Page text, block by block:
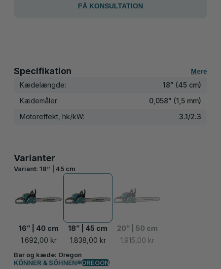
FÅ KONSULTATION
Specifikation Mere
Kædelængde:
18” (45 cm)
Kædemåler:
0,058” (1,5 mm)
Motoreffekt, hk/kW:
3.1/2.3
Varianter
Variant: 18” | 45 cm
16” | 40 cm
1.692,00 kr
18” | 45 cm
1.838,00 kr
20” | 50 cm
1.915,00 kr
Bar og kæde: Oregon
KÖNNER & SÖHNEN®OREGON